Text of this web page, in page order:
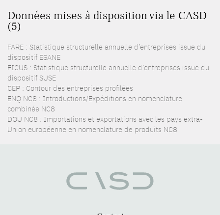
Données mises à disposition via le CASD
(5)
FARE : Statistique structurelle annuelle d’entreprises issue du
dispositif ESANE
FICUS : Statistique structurelle annuelle d’entreprises issue du
dispositif SUSE
CEP : Contour des entreprises profilées
ENQ NC8 : Introductions/Expéditions en nomenclature
combinée NC8
DOU NC8 : Importations et exportations avec les pays extra-
Union européenne en nomenclature de produits NC8